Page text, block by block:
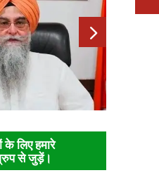
के लिए हमारे
से जुड़ें।